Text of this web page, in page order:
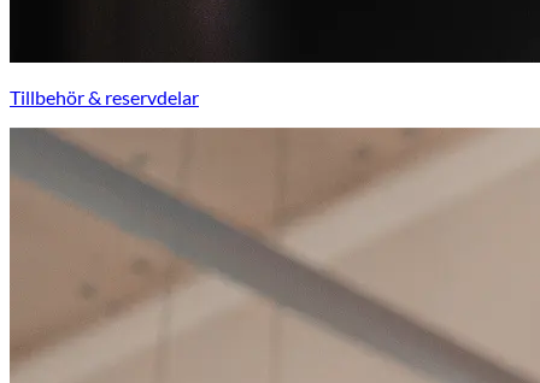
Tillbehör & reservdelar